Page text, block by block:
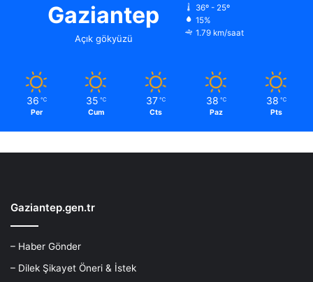
Gaziantep
Açık gökyüzü
36º - 25º
15%
1.79 km/saat
36 ℃
Per
35 ℃
Cum
37 ℃
Cts
38 ℃
Paz
38 ℃
Pts
Gaziantep.gen.tr
– Haber Gönder
– Dilek Şikayet Öneri & İstek